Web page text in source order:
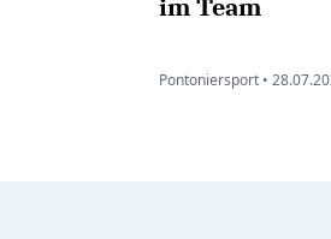
im Team
Pontoniersport •